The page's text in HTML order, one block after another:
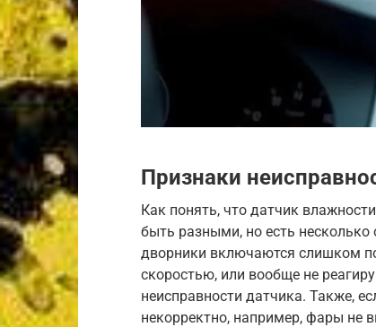
Признаки
Как понять, что датчик
быть разными, но есть несколько
дворники включаются слишком
скоростью, или вообще не
неисправности датчика. Также,
некорректно, например, фары не